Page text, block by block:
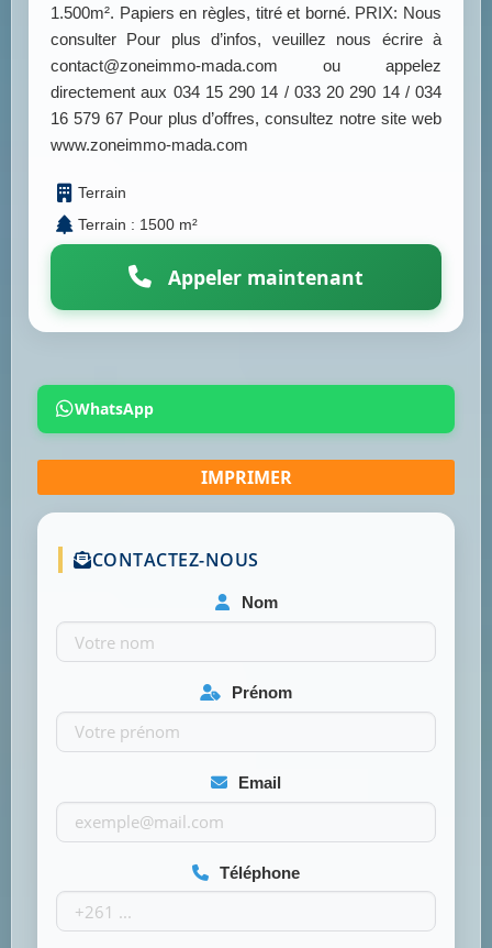
1.500m². Papiers en règles, titré et borné. PRIX: Nous
consulter Pour plus d’infos, veuillez nous écrire à
contact@zoneimmo-mada.com ou appelez
directement aux 034 15 290 14 / 033 20 290 14 / 034
16 579 67 Pour plus d’offres, consultez notre site web
www.zoneimmo-mada.com
Terrain
Terrain : 1500 m²
Appeler maintenant
WhatsApp
CONTACTEZ-NOUS
Nom
Prénom
Email
Téléphone